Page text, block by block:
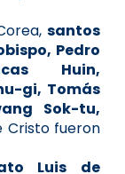
santos
Pedro
Huin,
gi, Tomás
Sok-tu,
Cristo fueron
Luis de